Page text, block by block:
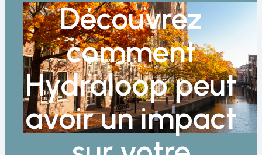
Découvrez
comment
Hydraloop peut
avoir un impact